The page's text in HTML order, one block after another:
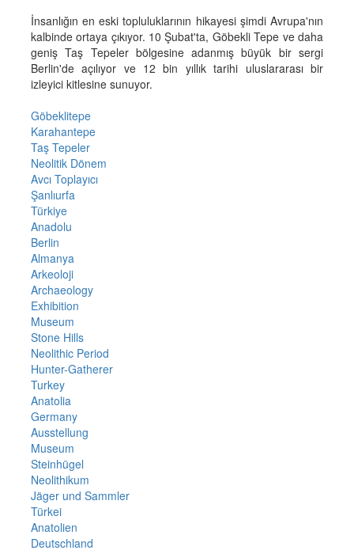
İnsanlığın en eski topluluklarının hikayesi şimdi Avrupa'nın
kalbinde ortaya çıkıyor. 10 Şubat'ta, Göbekli Tepe ve daha
geniş Taş Tepeler bölgesine adanmış büyük bir sergi
Berlin'de açılıyor ve 12 bin yıllık tarihi uluslararası bir
izleyici kitlesine sunuyor.
Göbeklitepe
Karahantepe
Taş Tepeler
Neolitik Dönem
Avcı Toplayıcı
Şanlıurfa
Türkiye
Anadolu
Berlin
Almanya
Arkeoloji
Archaeology
Exhibition
Museum
Stone Hills
Neolithic Period
Hunter-Gatherer
Turkey
Anatolia
Germany
Ausstellung
Museum
Steinhügel
Neolithikum
Jäger und Sammler
Türkei
Anatolien
Deutschland